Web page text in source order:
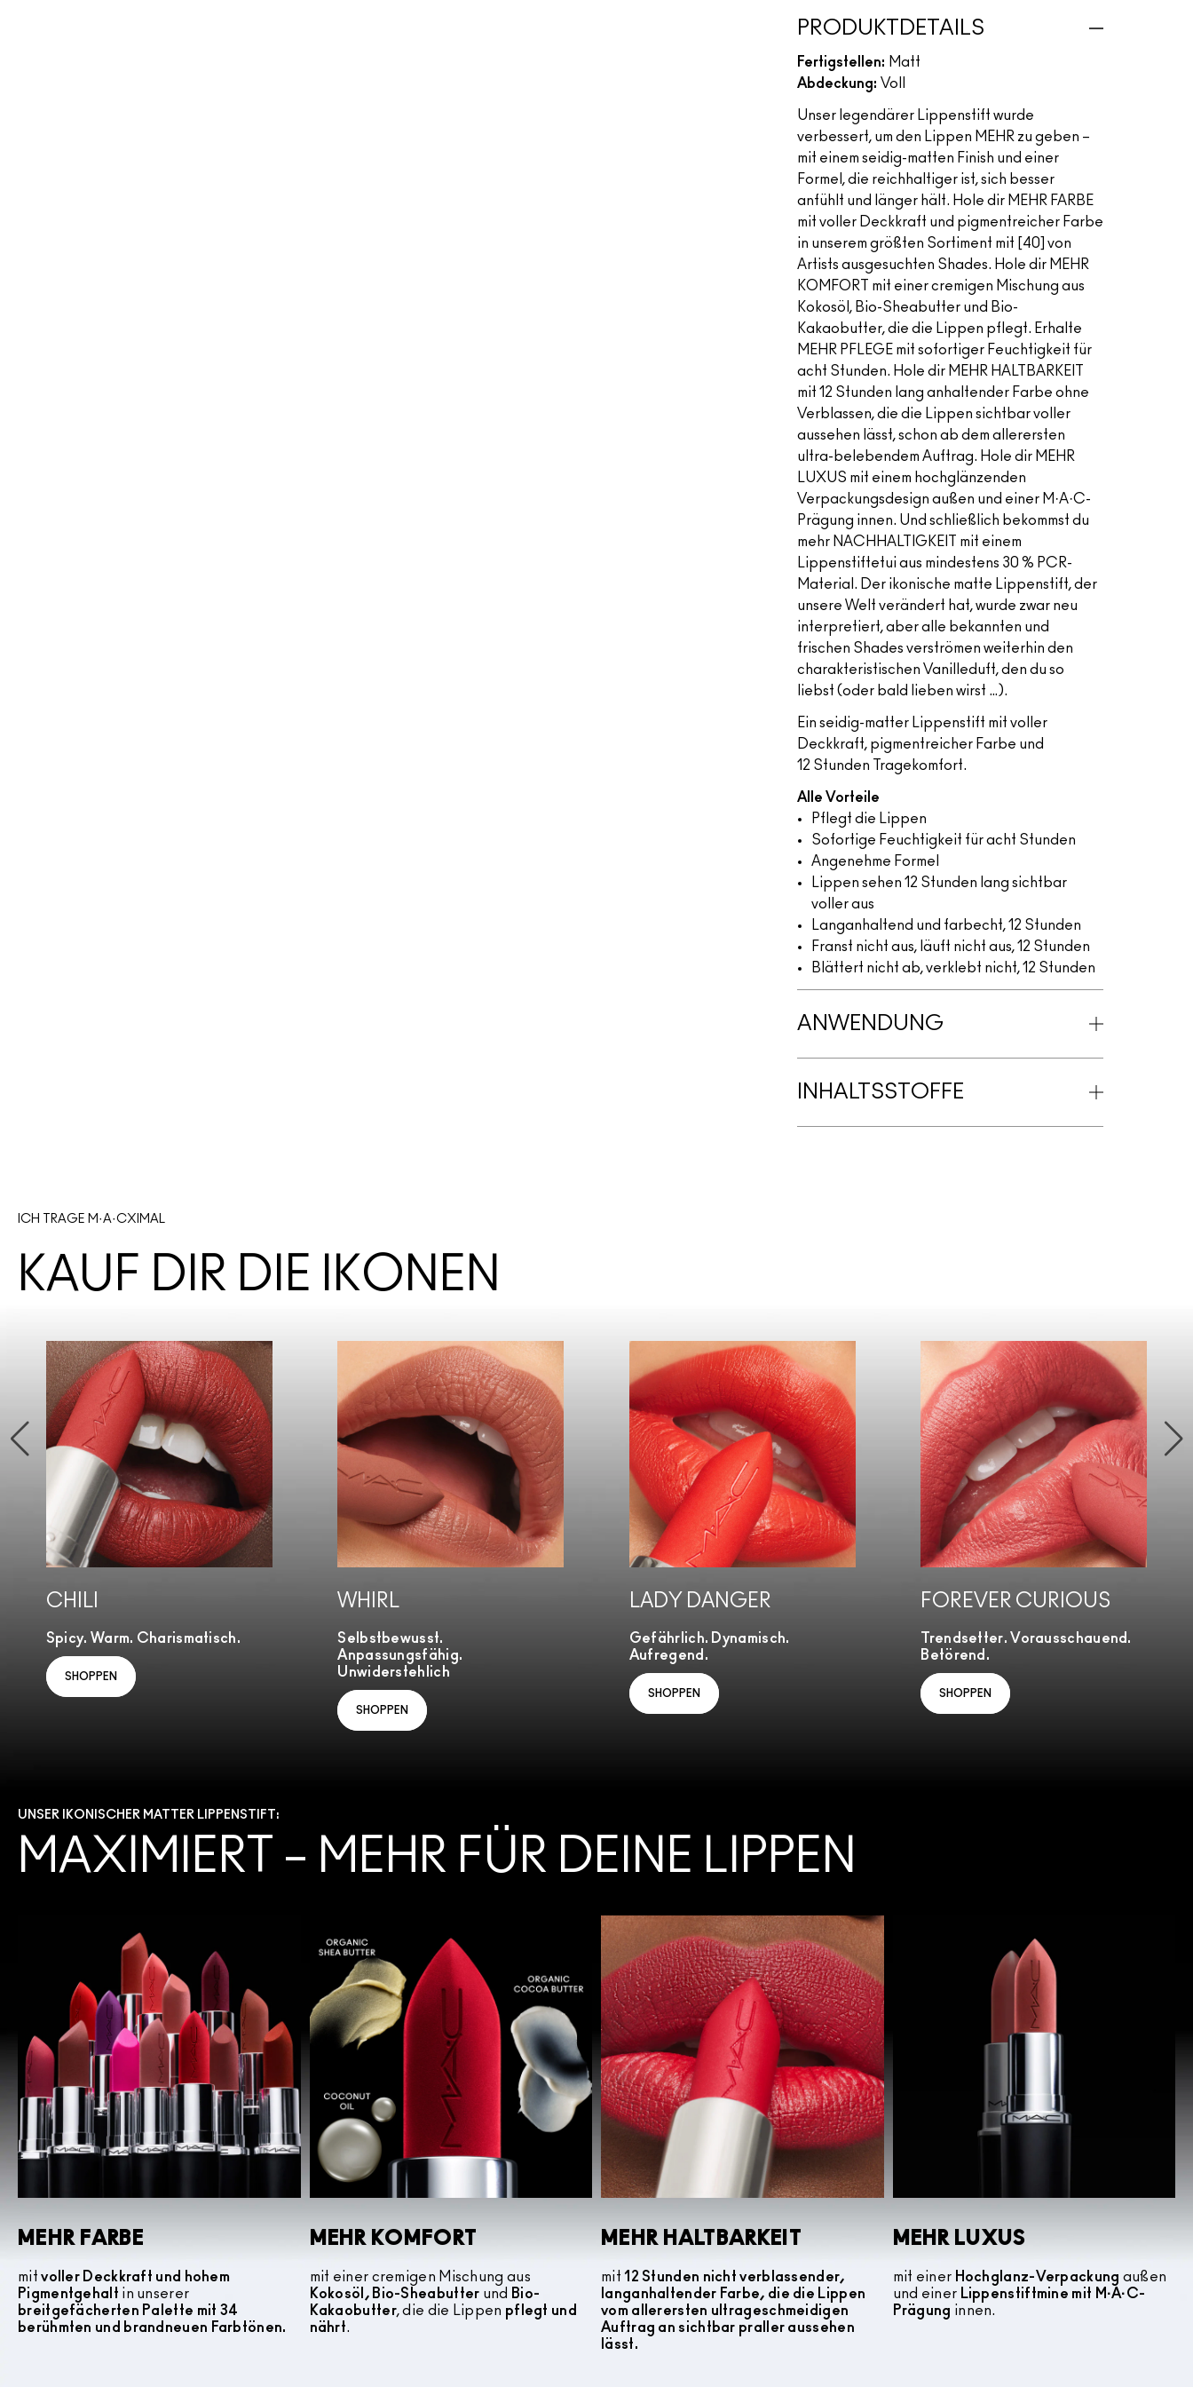
PRODUKTDETAILS
Fertigstellen: Matt
Abdeckung: Voll
Unser legendärer Lippenstift wurde
verbessert, um den Lippen MEHR zu geben –
mit einem seidig-matten Finish und einer
Formel, die reichhaltiger ist, sich besser
anfühlt und länger hält. Hole dir MEHR FARBE
mit voller Deckkraft und pigmentreicher Farbe
in unserem größten Sortiment mit [40] von
Artists ausgesuchten Shades. Hole dir MEHR
KOMFORT mit einer cremigen Mischung aus
Kokosöl, Bio-Sheabutter und Bio-
Kakaobutter, die die Lippen pflegt. Erhalte
MEHR PFLEGE mit sofortiger Feuchtigkeit für
acht Stunden. Hole dir MEHR HALTBARKEIT
mit 12 Stunden lang anhaltender Farbe ohne
Verblassen, die die Lippen sichtbar voller
aussehen lässt, schon ab dem allerersten
ultra-belebendem Auftrag. Hole dir MEHR
LUXUS mit einem hochglänzenden
Verpackungsdesign außen und einer M·A·C-
Prägung innen. Und schließlich bekommst du
mehr NACHHALTIGKEIT mit einem
Lippenstiftetui aus mindestens 30 % PCR-
Material. Der ikonische matte Lippenstift, der
unsere Welt verändert hat, wurde zwar neu
interpretiert, aber alle bekannten und
frischen Shades verströmen weiterhin den
charakteristischen Vanilleduft, den du so
liebst (oder bald lieben wirst …).
Ein seidig-matter Lippenstift mit voller
Deckkraft, pigmentreicher Farbe und
12 Stunden Tragekomfort.
Alle Vorteile
Pflegt die Lippen
Sofortige Feuchtigkeit für acht Stunden
Angenehme Formel
Lippen sehen 12 Stunden lang sichtbar
voller aus
Langanhaltend und farbecht, 12 Stunden
Franst nicht aus, läuft nicht aus, 12 Stunden
Blättert nicht ab, verklebt nicht, 12 Stunden
ANWENDUNG
INHALTSSTOFFE
ICH TRAGE M·A·CXIMAL
KAUF DIR DIE IKONEN
CHILI
Spicy. Warm. Charismatisch.
SHOPPEN
WHIRL
Selbstbewusst.
Anpassungsfähig.
Unwiderstehlich
SHOPPEN
LADY DANGER
Gefährlich. Dynamisch.
Aufregend.
SHOPPEN
FOREVER CURIOUS
Trendsetter. Vorausschauend.
Betörend.
SHOPPEN
UNSER IKONISCHER MATTER LIPPENSTIFT:
MAXIMIERT – MEHR FÜR DEINE LIPPEN
MEHR FARBE
mitvoller Deckkraft und hohem
Pigmentgehalt in unserer
breitgefächerten Palette mit 34
berühmten und brandneuen Farbtönen.
MEHR KOMFORT
mit einer cremigen Mischung aus
Kokosöl, Bio-Sheabutter und Bio-
Kakaobutter, die die Lippen pflegt und
nährt.
MEHR HALTBARKEIT
mit12 Stunden nicht verblassender,
langanhaltender Farbe, die die Lippen
vom allerersten ultrageschmeidigen
Auftrag an sichtbar praller aussehen
lässt.
MEHR LUXUS
mit einer Hochglanz-Verpackung außen
und einer Lippenstiftmine mit M·A·C-
Prägung innen.